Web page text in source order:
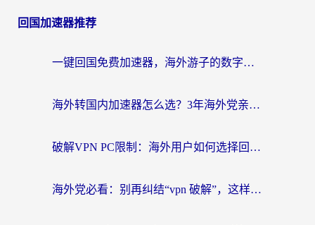
回国加速器推荐
一键回国免费加速器，海外游子的数字归乡路
海外转国内加速器怎么选？3年海外党亲测指南，无缝刷剧玩游戏不再难
破解VPN PC限制：海外用户如何选择回国加速器实现无缝访问国内资源
海外党必看：别再纠结“vpn 破解”，这样选回国加速器才能真正无缝访问国内资源